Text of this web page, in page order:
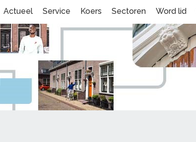
Actueel Service Koers Sectoren Word lid